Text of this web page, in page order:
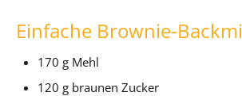
Einfache Brownie-
170 g Mehl
120 g braunen Zucker